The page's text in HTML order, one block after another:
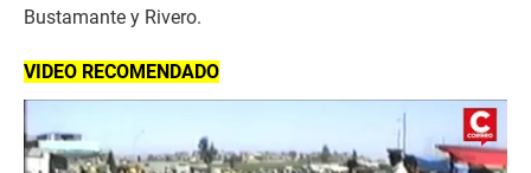
Bustamante y Rivero.
VIDEO RECOMENDADO